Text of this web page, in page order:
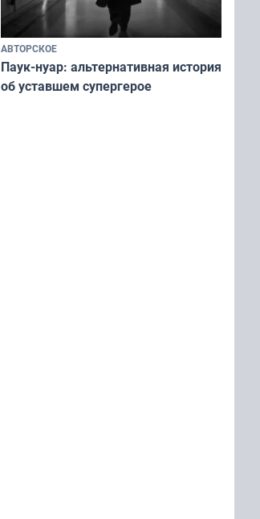
АВТОРСКОЕ
Паук-нуар: альтернативная история
об уставшем супергерое